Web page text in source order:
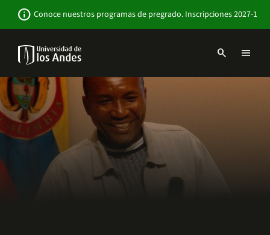
contenido
info Conoce nuestros programas de pregrado. Inscripciones 2027-1
Navbar
Sitio
Institucional
search menu